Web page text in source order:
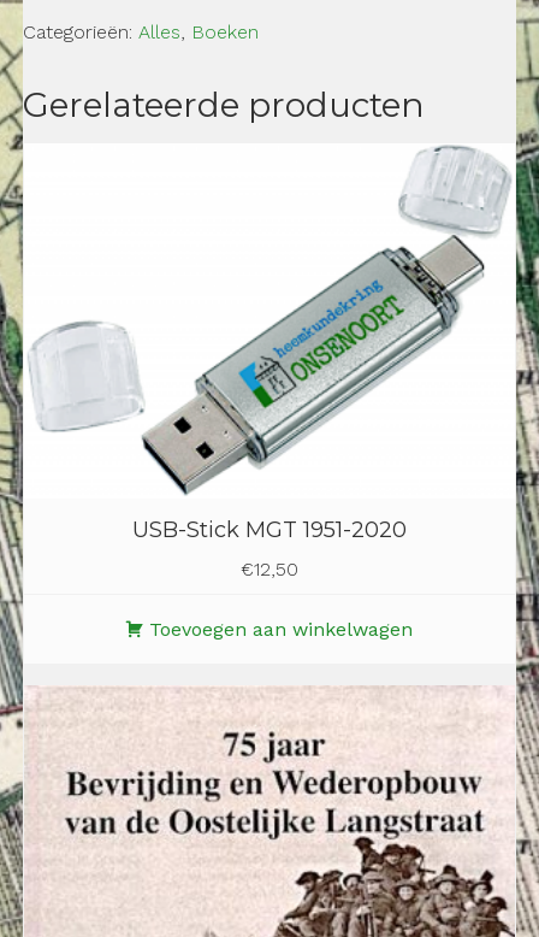
Categorieën: Alles, Boeken
Gerelateerde producten
USB-Stick MGT 1951-2020
€12,50
Toevoegen aan winkelwagen